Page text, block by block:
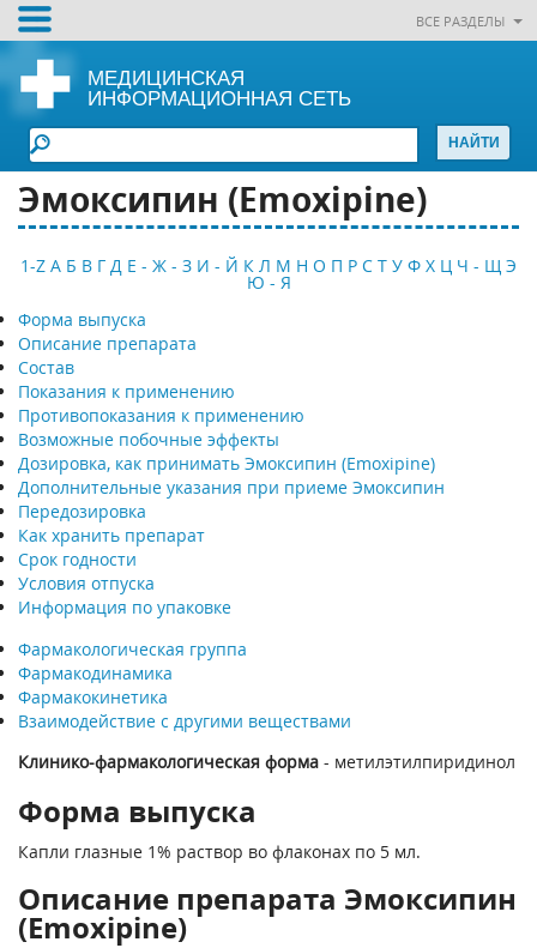
ВСЕ РАЗДЕЛЫ
МЕДИЦИНСКАЯ
ИНФОРМАЦИОННАЯ СЕТЬ
Эмоксипин (Emoxipine)
1-Z А Б В Г Д Е - Ж - З И - Й К Л М Н О П Р С Т У Ф Х Ц Ч - Щ Э
Ю - Я
Форма выпуска
Описание препарата
Состав
Показания к применению
Противопоказания к применению
Возможные побочные эффекты
Дозировка, как принимать Эмоксипин (Emoxipine)
Дополнительные указания при приеме Эмоксипин
Передозировка
Как хранить препарат
Срок годности
Условия отпуска
Информация по упаковке
Фармакологическая группа
Фармакодинамика
Фармакокинетика
Взаимодействие с другими веществами
Клинико-фармакологическая форма - метилэтилпиридинол
Форма выпуска
Капли глазные 1% раствор во флаконах по 5 мл.
Описание препарата Эмоксипин
(Emoxipine)